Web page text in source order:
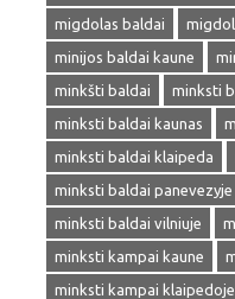
migdolas baldai
minijos baldai kaune
minkšti baldai
minksti
minksti baldai kaunas
minksti baldai klaipeda
minksti baldai panevezyje
minksti baldai vilniuje
minksti kampai kaune
minksti kampai klaipedoje